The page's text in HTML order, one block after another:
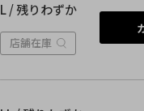
L / 残りわずか
店舗在庫